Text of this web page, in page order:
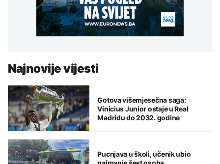
Najnovije vijesti
Gotova višemjesečna saga:
Vinicius Junior ostaje u Real
Madridu do 2032. godine
Pucnjava u školi, učenik ubio